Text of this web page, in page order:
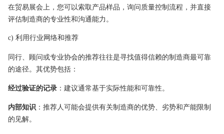
在贸易展会上，您可以索取产品样品，询问质量控制流程，并直接
评估制造商的专业性和沟通能力。
c) 利用行业网络和推荐
同行、顾问或专业协会的推荐往往是寻找值得信赖的制造商最可靠
的途径。其优势包括：
经过验证的记录 ：建议通常基于实际性能和可靠性。
内部知识 ：推荐人可能会提供有关制造商的优势、劣势和产能限制
的见解。